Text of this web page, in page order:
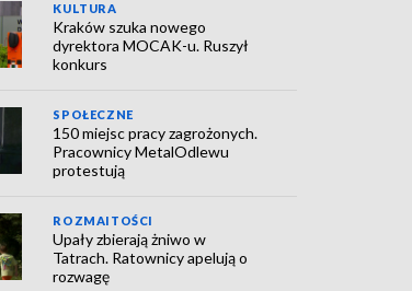
KULTURA
Kraków szuka nowego
dyrektora MOCAK-u. Ruszył
konkurs
SPOŁECZNE
150 miejsc pracy zagrożonych.
Pracownicy MetalOdlewu
protestują
ROZMAITOŚCI
Upały zbierają żniwo w
Tatrach. Ratownicy apelują o
rozwagę